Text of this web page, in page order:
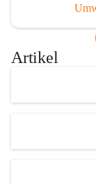
Artikel